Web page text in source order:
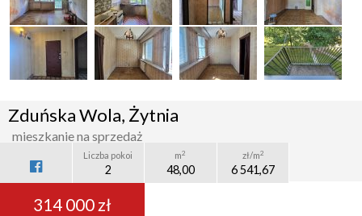
Zduńska Wola, Żytnia
mieszkanie na sprzedaż
Liczba pokoi
2
m2
48,00
zł/m2
6 541,67
314 000 zł